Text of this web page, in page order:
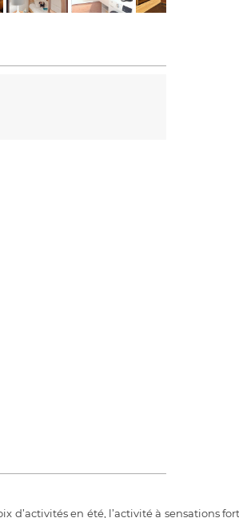
d’activités en été, l’activité à sensations